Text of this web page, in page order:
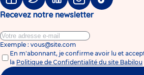
FacebookTwitter LinkedinInstagramTiktok
Recevez notre newsletter
Exemple : vous@site.com
En m'abonnant, je confirme avoir lu et
la Politique de Confidentialité du site Babilou